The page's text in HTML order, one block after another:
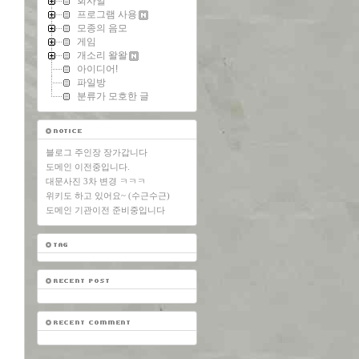
프로그램 사용
모종의 음모
게임
개소리 왈왈
아이디어!
파일방
분류가 모호한 글
블로그 주인장 장가갑니다
도메인 이전중입니다.
대문사진 3차 변경 ㅋㅋㅋ
위키도 하고 있어요~ (수근수근)
도메인 기관이전 준비중입니다